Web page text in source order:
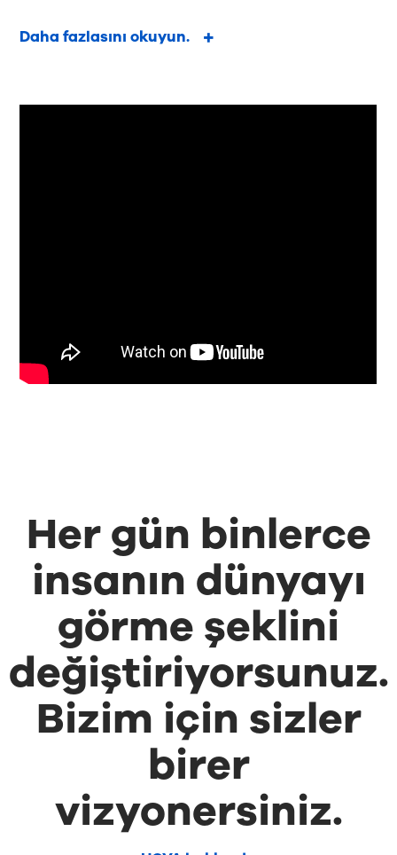
Daha fazlasını okuyun.
Her gün binlerce
insanın dünyayı
görme şeklini
değiştiriyorsunuz.
Bizim için sizler
birer
vizyonersiniz.